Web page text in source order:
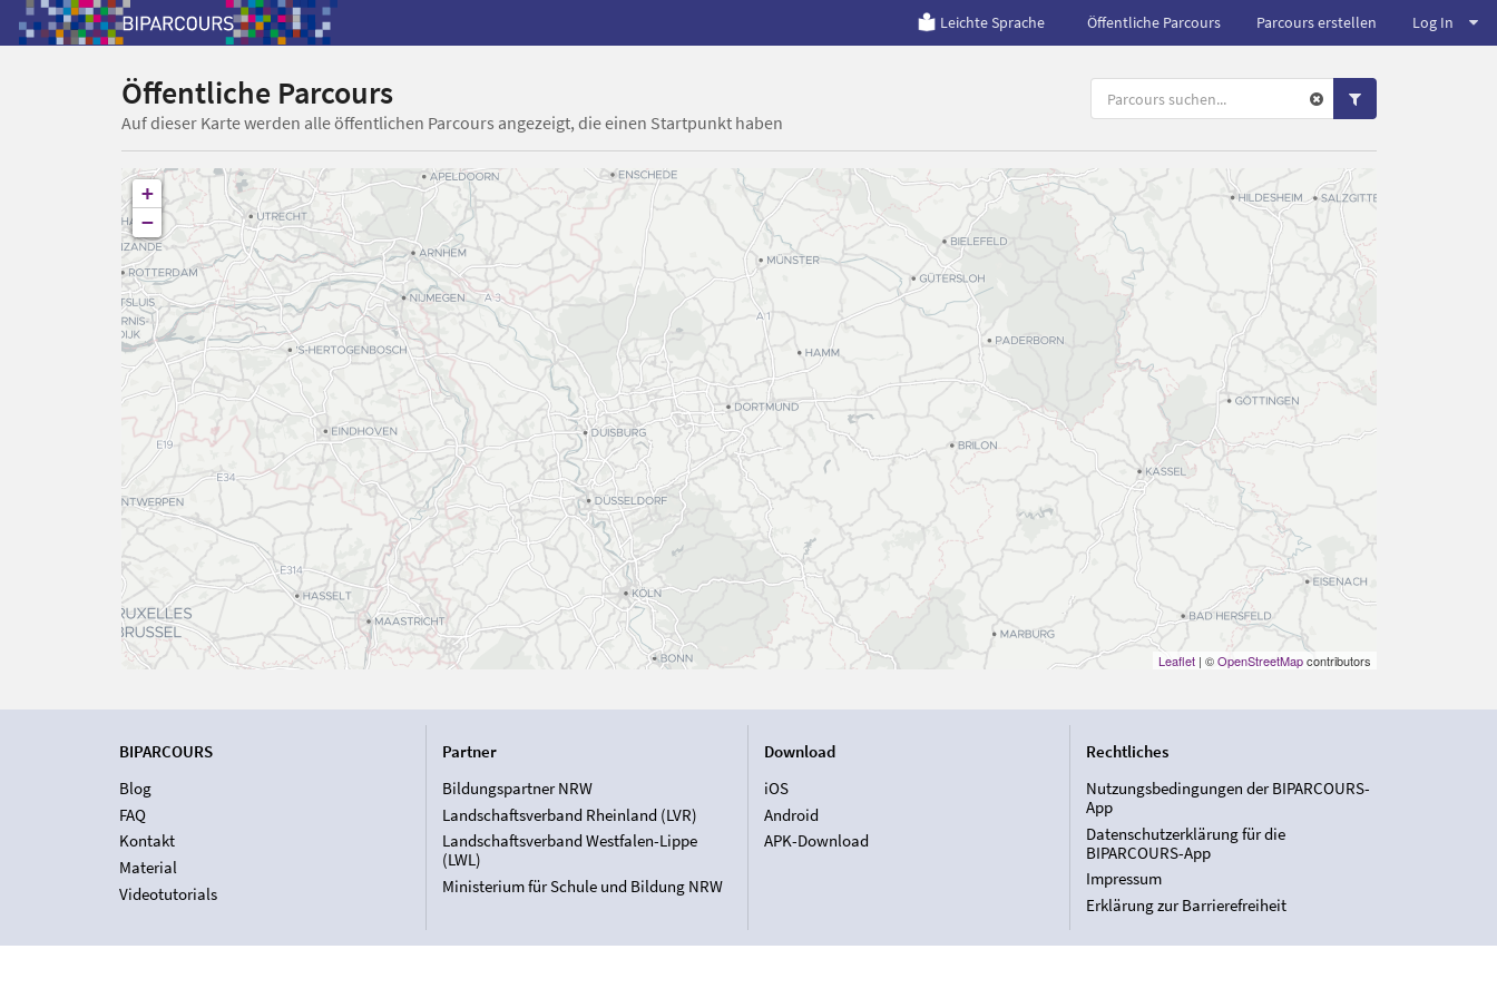
Leichte Sprache Öffentliche Parcours Parcours erstellen Log In
Öffentliche Parcours
Auf dieser Karte werden alle öffentlichen Parcours angezeigt, die einen Startpunkt haben
+
−
Leaflet| ©OpenStreetMapcontributors
BIPARCOURS
Blog
FAQ
Kontakt
Material
Videotutorials
Partner
Bildungspartner NRW
Landschaftsverband Rheinland (LVR)
Landschaftsverband Westfalen-Lippe
(LWL)
Ministerium für Schule und Bildung NRW
Download
iOS
Android
APK-Download
Rechtliches
Nutzungsbedingungen der BIPARCOURS-
App
Datenschutzerklärung für die
BIPARCOURS-App
Impressum
Erklärung zur Barrierefreiheit